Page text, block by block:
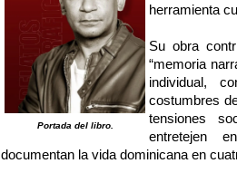
Portada del libro.
herramienta
Su obra
“memoria
individual,
costumbres
tensiones
entretejen
documentan la vida dominicana en